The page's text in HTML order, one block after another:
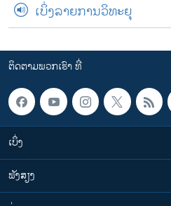
ເບິ່ງລາຍການວິທະຍຸ
ຕິດຕາມພວກເຮົາ ທີ່
ເບິ່ງ
ຟັງສຽງ